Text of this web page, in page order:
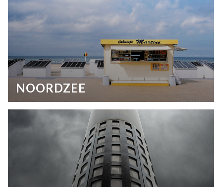
NOORDZEE